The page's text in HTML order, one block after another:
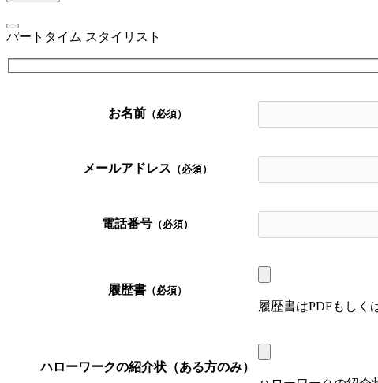
パートタイム スタイリスト
お名前 （必須）
メールアドレス （必須）
電話番号 （必須）
履歴書 （必須）
履歴書はPDFもしく
ハローワークの紹介状（ある方のみ）